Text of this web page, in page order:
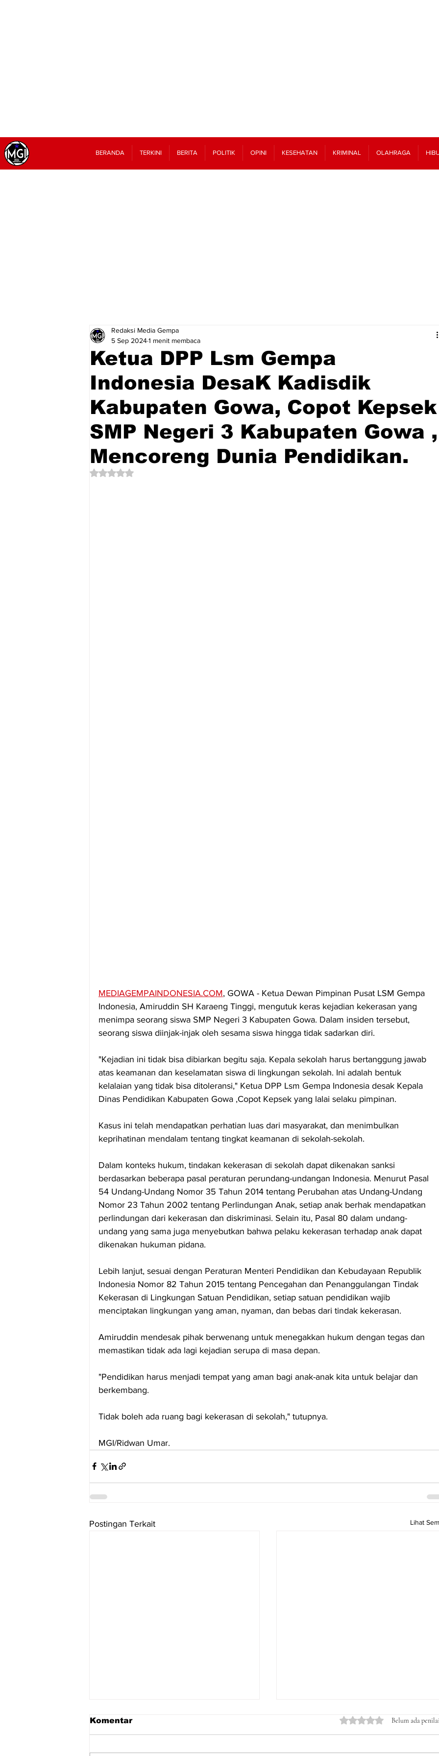
BERANDA TERKINI BERITA POLITIK OPINI KESEHATAN KRIMINAL OLAHRAGA
Ketua DPP Lsm Gempa
Indonesia DesaK Kadisdik
Kabupaten Gowa, Copot Kepsek
SMP Negeri 3 Kabupaten Gowa ,
Mencoreng Dunia Pendidikan.
Redaksi Media Gempa
5 Sep 20241 menit membaca
Dinilai NaN dari 5 bintang.
MEDIAGEMPAINDONESIA.COM, GOWA - Ketua Dewan Pimpinan Pusat LSM Gempa
Indonesia, Amiruddin SH Karaeng Tinggi, mengutuk keras kejadian kekerasan yang
menimpa seorang siswa SMP Negeri 3 Kabupaten Gowa. Dalam insiden tersebut,
seorang siswa diinjak-injak oleh sesama siswa hingga tidak sadarkan diri.
"Kejadian ini tidak bisa dibiarkan begitu saja. Kepala sekolah harus bertanggung jawab
atas keamanan dan keselamatan siswa di lingkungan sekolah. Ini adalah bentuk
kelalaian yang tidak bisa ditoleransi," Ketua DPP Lsm Gempa Indonesia desak Kepala
Dinas Pendidikan Kabupaten Gowa ,Copot Kepsek yang lalai selaku pimpinan.
Kasus ini telah mendapatkan perhatian luas dari masyarakat, dan menimbulkan
keprihatinan mendalam tentang tingkat keamanan di sekolah-sekolah.
Dalam konteks hukum, tindakan kekerasan di sekolah dapat dikenakan sanksi
berdasarkan beberapa pasal peraturan perundang-undangan Indonesia. Menurut Pasal
54 Undang-Undang Nomor 35 Tahun 2014 tentang Perubahan atas Undang-Undang
Nomor 23 Tahun 2002 tentang Perlindungan Anak, setiap anak berhak mendapatkan
perlindungan dari kekerasan dan diskriminasi. Selain itu, Pasal 80 dalam undang-
undang yang sama juga menyebutkan bahwa pelaku kekerasan terhadap anak dapat
dikenakan hukuman pidana.
Lebih lanjut, sesuai dengan Peraturan Menteri Pendidikan dan Kebudayaan Republik
Indonesia Nomor 82 Tahun 2015 tentang Pencegahan dan Penanggulangan Tindak
Kekerasan di Lingkungan Satuan Pendidikan, setiap satuan pendidikan wajib
menciptakan lingkungan yang aman, nyaman, dan bebas dari tindak kekerasan.
Amiruddin mendesak pihak berwenang untuk menegakkan hukum dengan tegas dan
memastikan tidak ada lagi kejadian serupa di masa depan.
"Pendidikan harus menjadi tempat yang aman bagi anak-anak kita untuk belajar dan
berkembang.
Tidak boleh ada ruang bagi kekerasan di sekolah," tutupnya.
MGI/Ridwan Umar.
Postingan Terkait Lihat
Komentar Dinilai 0 dari 5 bintang.
Belum ada